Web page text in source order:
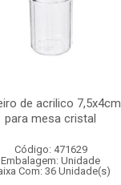
de acrilico 7,5x4cm
para mesa cristal
Código: 471629
Embalagem: Unidade
Com: 36 Unidade(s)